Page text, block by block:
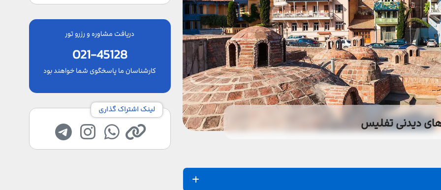
دیدنی تفلیس
دریافت مشاوره و رزرو تور
021-45128
کارشناسان ما پاسخگوی شما خواهند بود
لینک اشتراک گذاری